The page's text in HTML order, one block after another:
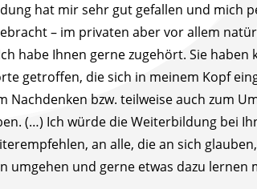
hat mir sehr gut gefallen und mich
– im privaten aber vor allem
habe Ihnen gerne zugehört. Sie haben
getroffen, die sich in meinem Kopf
Nachdenken bzw. teilweise auch zum
(…) Ich würde die Weiterbildung bei
an alle, die an sich
umgehen und gerne etwas dazu lernen